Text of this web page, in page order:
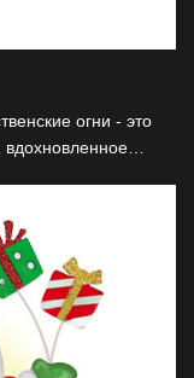
огни - это
вдохновленное
создавая
демонстрацию.